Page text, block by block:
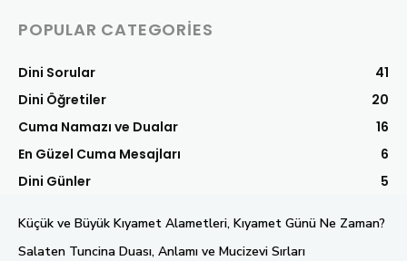
POPULAR CATEGORIES
Dini Sorular
41
Dini Öğretiler
20
Cuma Namazı ve Dualar
16
En Güzel Cuma Mesajları
6
Dini Günler
5
Küçük ve Büyük Kıyamet Alametleri, Kıyamet Günü Ne Zaman?
Salaten Tuncina Duası, Anlamı ve Mucizevi Sırları